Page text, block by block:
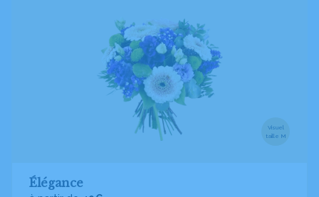
Visuel
taille M
Élégance